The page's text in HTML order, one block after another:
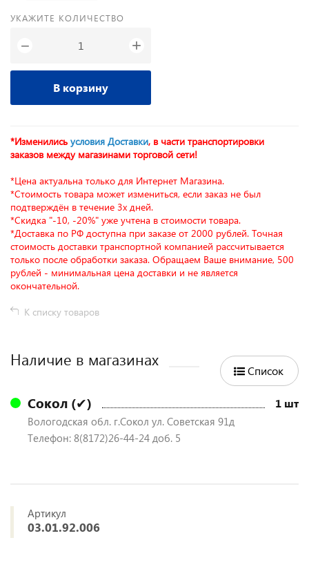
УКАЖИТЕ КОЛИЧЕСТВО
− +
В корзину
*Изменились условия Доставки, в части транспортировки
заказов между магазинами торговой сети!
*Цена актуальна только для Интернет Магазина.
*Стоимость товара может измениться, если заказ не был
подтверждён в течение 3х дней.
*Скидка "-10, -20%" уже учтена в стоимости товара.
*Доставка по РФ доступна при заказе от 2000 рублей. Точная
стоимость доставки транспортной компанией рассчитывается
только после обработки заказа. Обращаем Ваше внимание, 500
рублей - минимальная цена доставки и не является
окончательной.
К списку товаров
Наличие в магазинах
Список
Сокол (✔) 1 шт
Вологодская обл. г.Сокол ул. Советская 91д
Телефон: 8(8172)26-44-24 доб. 5
Артикул
03.01.92.006